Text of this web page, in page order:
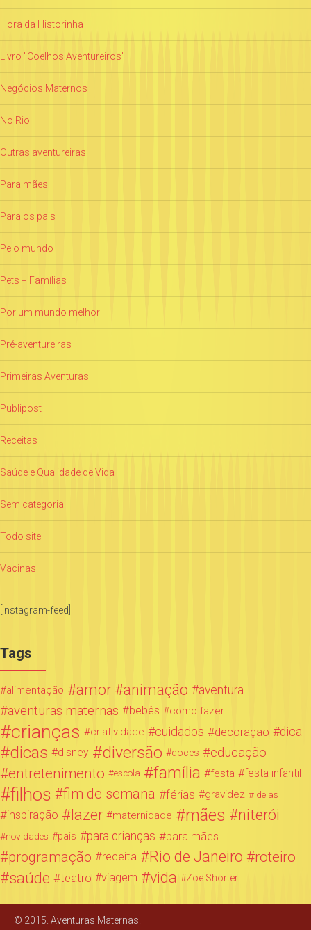
Hora da Historinha
Livro "Coelhos Aventureiros"
Negócios Maternos
No Rio
Outras aventureiras
Para mães
Para os pais
Pelo mundo
Pets + Famílias
Por um mundo melhor
Pré-aventureiras
Primeiras Aventuras
Publipost
Receitas
Saúde e Qualidade de Vida
Sem categoria
Todo site
Vacinas
[instagram-feed]
Tags
alimentação amor animação aventura
aventuras maternas bebês como fazer
crianças criatividade cuidados decoração dica
dicas disney diversão doces educação
entretenimento escola família festa festa infantil
filhos fim de semana férias gravidez ideias
inspiração lazer maternidade mães niterói
novidades pais para crianças para mães
programação receita Rio de Janeiro roteiro
saúde teatro viagem vida Zoe Shorter
© 2015. Aventuras Maternas.